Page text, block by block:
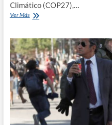
Climático (COP27),…
Ver MásEmergencia
crisis
humanitaria